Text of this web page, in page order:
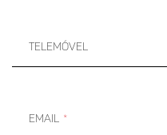
Telemóvel
Email